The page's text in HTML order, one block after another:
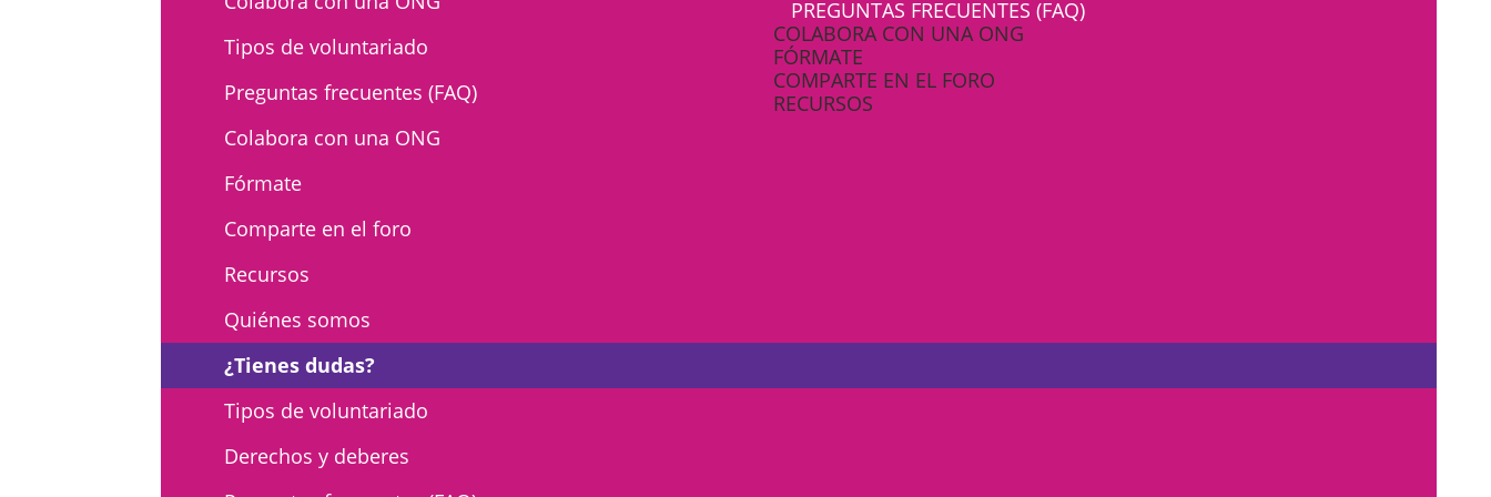
PREGUNTAS FRECUENTES (FAQ)
COLABORA CON UNA ONG
FÓRMATE
COMPARTE EN EL FORO
RECURSOS
Tipos de voluntariado
Preguntas frecuentes (FAQ)
Colabora con una ONG
Fórmate
Comparte en el foro
Recursos
Quiénes somos
¿Tienes dudas?
Tipos de voluntariado
Derechos y deberes
Els comptes clars
Fundesplai als mitjans
Xarxes socials